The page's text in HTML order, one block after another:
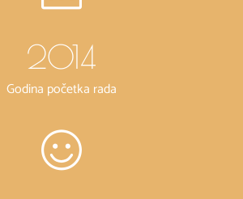
2014
Godina početka rada